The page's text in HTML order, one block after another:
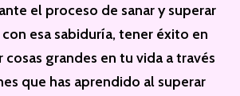
el proceso de sanar y superar
esa sabiduría, tener éxito en
grandes en tu vida a través
que has aprendido al superar